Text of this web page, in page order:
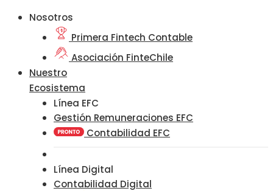
Nosotros
Primera Fintech Contable
Asociación FinteChile
Nuestro
Ecosistema
Línea EFC
Gestión Remuneraciones EFC
Contabilidad EFC
Línea Digital
Contabilidad Digital